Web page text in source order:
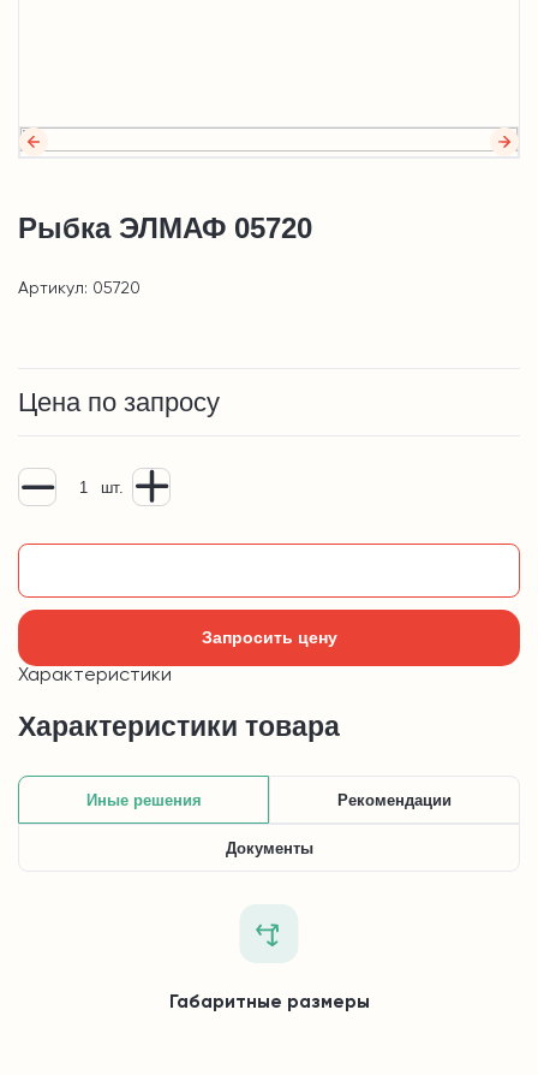
Рыбка ЭЛМАФ 05720
Артикул: 05720
Цена по запросу
шт.
Запросить цену
Характеристики
Характеристики товара
Иные решения Рекомендации
Документы
Габаритные размеры